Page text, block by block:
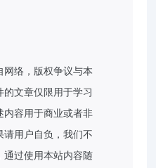
络，版权争议与本
文章仅限用于学习
内容用于商业或者非
用户自负，我们不
通过使用本站内容随